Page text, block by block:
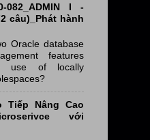
082_ADMIN I -
câu)_Phát hành
Oracle database
features
use of locally
Tiếp Nâng Cao
với